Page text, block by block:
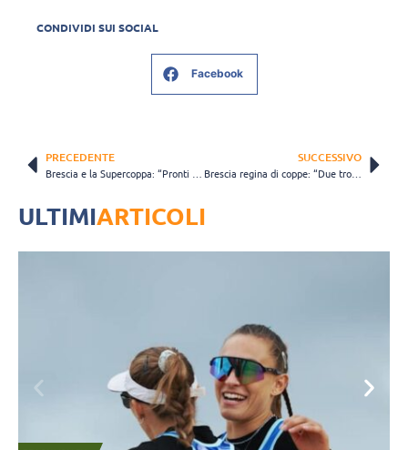
CONDIVIDI SUI SOCIAL
Facebook
PRECEDENTE SUCCESSIVO
Brescia regina di coppe: “Due trofei su tre, questo gruppo è stato incredibile”
ULTIMIARTICOLI